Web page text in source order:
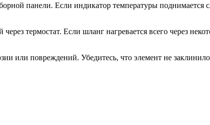
панели. Если индикатор температуры поднимается
термостат. Если шланг нагревается всего через
или повреждений. Убедитесь, что элемент не